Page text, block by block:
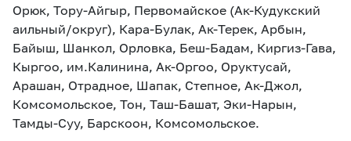
Орюк, Тору-Айгыр, Первомайское (Ак-Кудукский
аильный/округ), Кара-Булак, Ак-Терек, Арбын,
Байыш, Шанкол, Орловка, Беш-Бадам, Киргиз-Гава,
Кыргоо, им.Калинина, Ак-Оргоо, Оруктусай,
Арашан, Отрадное, Шапак, Степное, Ак-Джол,
Комсомольское, Тон, Таш-Башат, Эки-Нарын,
Тамды-Суу, Барскоон, Комсомольское.